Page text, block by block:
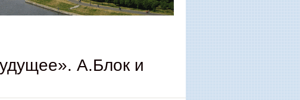
А.Блок и